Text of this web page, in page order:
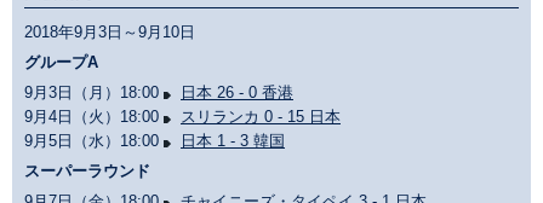
2018年9月3日～9月10日
グループA
9月3日（月）18:00
日本 26 - 0 香港
9月4日（火）18:00
スリランカ 0 - 15 日本
9月5日（水）18:00
日本 1 - 3 韓国
スーパーラウンド